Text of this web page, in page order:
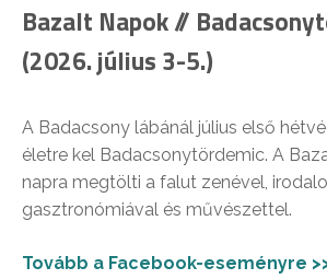
Bazalt Napok //
(2026. július 3-5.)
A Badacsony lábánál július első
életre kel Badacsonytördemic. A
napra megtölti a falut zenével,
gasztronómiával és művészettel.
Tovább a Facebook-eseményre